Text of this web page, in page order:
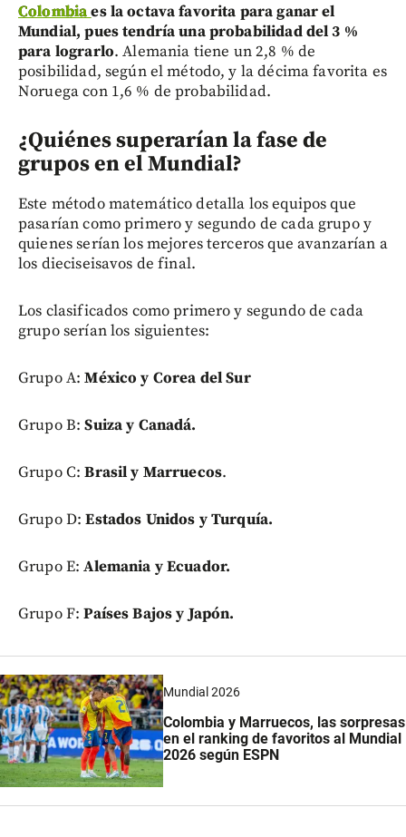
Colombiaes la octava favorita para ganar el
Mundial, pues tendría una probabilidad del 3 %
para lograrlo. Alemania tiene un 2,8 % de
posibilidad, según el método, y la décima favorita es
Noruega con 1,6 % de probabilidad.
¿Quiénes superarían la fase de
grupos en el Mundial?
Este método matemático detalla los equipos que
pasarían como primero y segundo de cada grupo y
quienes serían los mejores terceros que avanzarían a
los dieciseisavos de final.
Los clasificados como primero y segundo de cada
grupo serían los siguientes:
Grupo A:México y Corea del Sur
Grupo B:Suiza y Canadá.
Grupo C:Brasil y Marruecos.
Grupo D:Estados Unidos y Turquía.
Grupo E:Alemania y Ecuador.
Grupo F:Países Bajos y Japón.
Mundial 2026
Colombia y Marruecos, las sorpresas
en el ranking de favoritos al Mundial
2026 según ESPN